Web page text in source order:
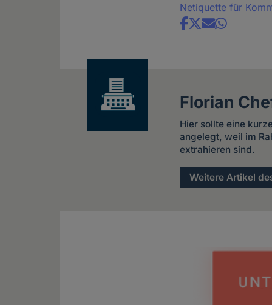
Netiquette für
Share
Florian
Hier sollte eine
angelegt, weil im
extrahieren sind.
Weitere Artikel